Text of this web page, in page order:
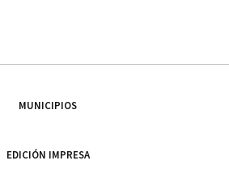
MUNICIPIOS
EDICIÓN IMPRESA